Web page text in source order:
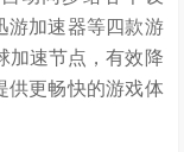
游加速器等四款游
加速节点，有效降
供更畅快的游戏体